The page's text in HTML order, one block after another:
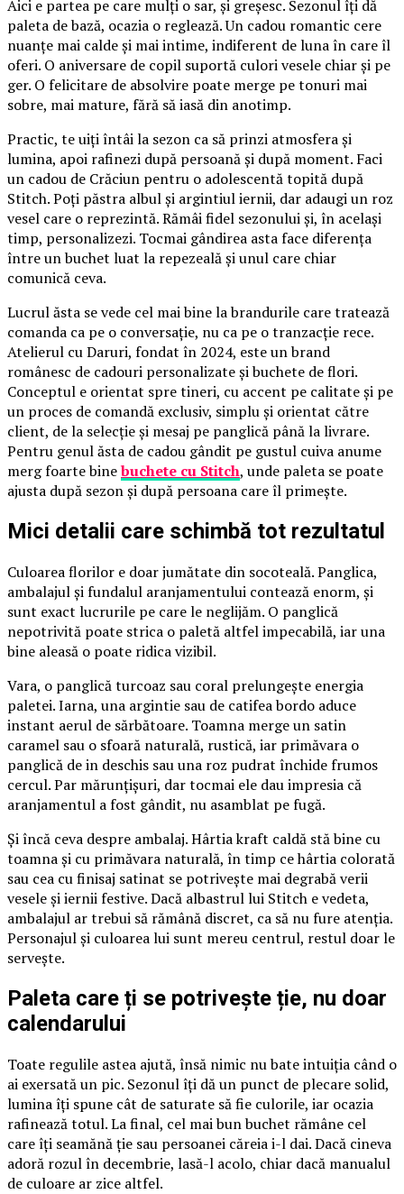
Aici e partea pe care mulți o sar, și greșesc. Sezonul îți dă
paleta de bază, ocazia o reglează. Un cadou romantic cere
nuanțe mai calde și mai intime, indiferent de luna în care îl
oferi. O aniversare de copil suportă culori vesele chiar și pe
ger. O felicitare de absolvire poate merge pe tonuri mai
sobre, mai mature, fără să iasă din anotimp.
Practic, te uiți întâi la sezon ca să prinzi atmosfera și
lumina, apoi rafinezi după persoană și după moment. Faci
un cadou de Crăciun pentru o adolescentă topită după
Stitch. Poți păstra albul și argintiul iernii, dar adaugi un roz
vesel care o reprezintă. Rămâi fidel sezonului și, în același
timp, personalizezi. Tocmai gândirea asta face diferența
între un buchet luat la repezeală și unul care chiar
comunică ceva.
Lucrul ăsta se vede cel mai bine la brandurile care tratează
comanda ca pe o conversație, nu ca pe o tranzacție rece.
Atelierul cu Daruri, fondat în 2024, este un brand
românesc de cadouri personalizate și buchete de flori.
Conceptul e orientat spre tineri, cu accent pe calitate și pe
un proces de comandă exclusiv, simplu și orientat către
client, de la selecție și mesaj pe panglică până la livrare.
Pentru genul ăsta de cadou gândit pe gustul cuiva anume
merg foarte binebuchete cu Stitch, unde paleta se poate
ajusta după sezon și după persoana care îl primește.
Mici detalii care schimbă tot rezultatul
Culoarea florilor e doar jumătate din socoteală. Panglica,
ambalajul și fundalul aranjamentului contează enorm, și
sunt exact lucrurile pe care le neglijăm. O panglică
nepotrivită poate strica o paletă altfel impecabilă, iar una
bine aleasă o poate ridica vizibil.
Vara, o panglică turcoaz sau coral prelungește energia
paletei. Iarna, una argintie sau de catifea bordo aduce
instant aerul de sărbătoare. Toamna merge un satin
caramel sau o sfoară naturală, rustică, iar primăvara o
panglică de in deschis sau una roz pudrat închide frumos
cercul. Par mărunțișuri, dar tocmai ele dau impresia că
aranjamentul a fost gândit, nu asamblat pe fugă.
Și încă ceva despre ambalaj. Hârtia kraft caldă stă bine cu
toamna și cu primăvara naturală, în timp ce hârtia colorată
sau cea cu finisaj satinat se potrivește mai degrabă verii
vesele și iernii festive. Dacă albastrul lui Stitch e vedeta,
ambalajul ar trebui să rămână discret, ca să nu fure atenția.
Personajul și culoarea lui sunt mereu centrul, restul doar le
servește.
Paleta care ți se potrivește ție, nu doar
calendarului
Toate regulile astea ajută, însă nimic nu bate intuiția când o
ai exersată un pic. Sezonul îți dă un punct de plecare solid,
lumina îți spune cât de saturate să fie culorile, iar ocazia
rafinează totul. La final, cel mai bun buchet rămâne cel
care îți seamănă ție sau persoanei căreia i-l dai. Dacă cineva
adoră rozul în decembrie, lasă-l acolo, chiar dacă manualul
de culoare ar zice altfel.